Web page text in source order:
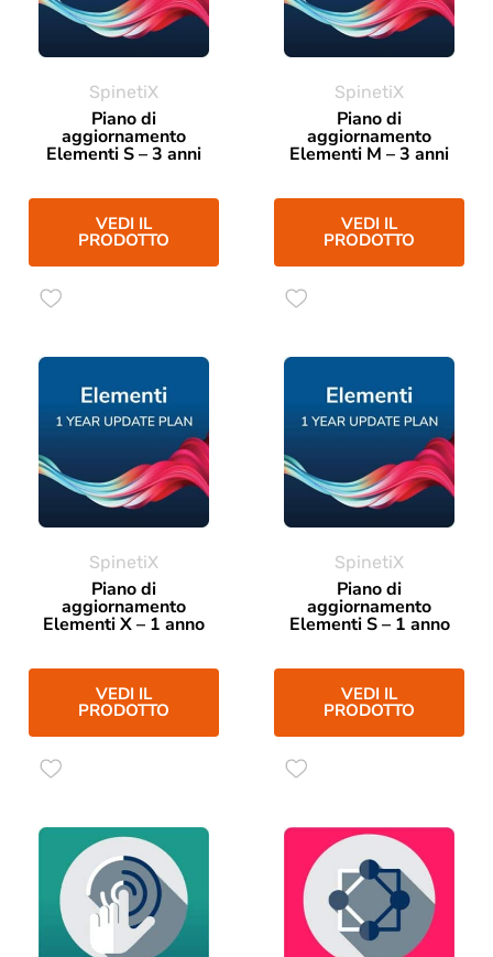
SpinetiX
Piano di
aggiornamento
Elementi S – 3 anni
VEDI IL
PRODOTTO
SpinetiX
Piano di
aggiornamento
Elementi M – 3 anni
VEDI IL
PRODOTTO
SpinetiX
Piano di
aggiornamento
Elementi X – 1 anno
VEDI IL
PRODOTTO
SpinetiX
Piano di
aggiornamento
Elementi S – 1 anno
VEDI IL
PRODOTTO